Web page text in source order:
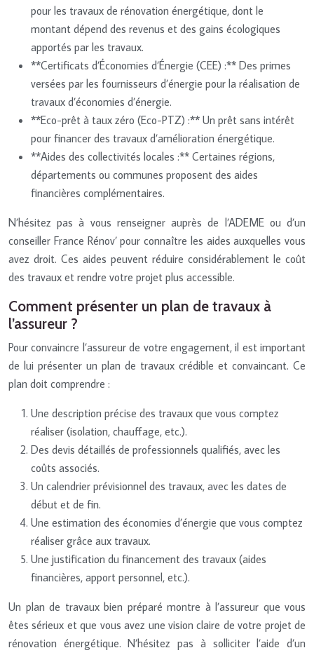
pour les travaux de rénovation énergétique, dont le
montant dépend des revenus et des gains écologiques
apportés par les travaux.
**Certificats d’Économies d’Énergie (CEE) :** Des primes
versées par les fournisseurs d’énergie pour la réalisation de
travaux d’économies d’énergie.
**Eco-prêt à taux zéro (Eco-PTZ) :** Un prêt sans intérêt
pour financer des travaux d’amélioration énergétique.
**Aides des collectivités locales :** Certaines régions,
départements ou communes proposent des aides
financières complémentaires.
N’hésitez pas à vous renseigner auprès de l’ADEME ou d’un
conseiller France Rénov’ pour connaître les aides auxquelles vous
avez droit. Ces aides peuvent réduire considérablement le coût
des travaux et rendre votre projet plus accessible.
Comment présenter un plan de travaux à
l’assureur ?
Pour convaincre l’assureur de votre engagement, il est important
de lui présenter un plan de travaux crédible et convaincant. Ce
plan doit comprendre :
Une description précise des travaux que vous comptez
réaliser (isolation, chauffage, etc.).
Des devis détaillés de professionnels qualifiés, avec les
coûts associés.
Un calendrier prévisionnel des travaux, avec les dates de
début et de fin.
Une estimation des économies d’énergie que vous comptez
réaliser grâce aux travaux.
Une justification du financement des travaux (aides
financières, apport personnel, etc.).
Un plan de travaux bien préparé montre à l’assureur que vous
êtes sérieux et que vous avez une vision claire de votre projet de
rénovation énergétique. N’hésitez pas à solliciter l’aide d’un